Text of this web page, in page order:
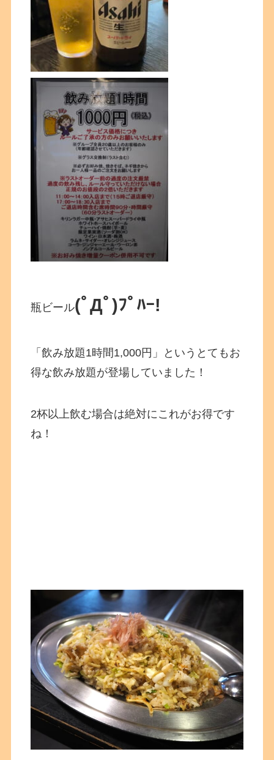
瓶ビール(ﾟДﾟ)ﾌﾟﾊｰ!
「飲み放題1時間1,000円」というとてもお
得な飲み放題が登場していました！
2杯以上飲む場合は絶対にこれがお得です
ね！